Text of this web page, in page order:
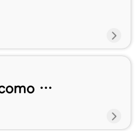
日本 docomo eSIM